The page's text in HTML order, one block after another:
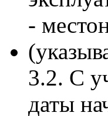
-
3.2. С
даты